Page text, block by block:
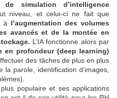
simulation d’intelligence
niveau, et celui-ci ne fait que
à l’augmentation des volumes
avancés et de la montée en
L’IA fonctionne alors par
en profondeur (deep learning)
des tâches de plus en plus
parole, identification d’images,
populaire et ses applications